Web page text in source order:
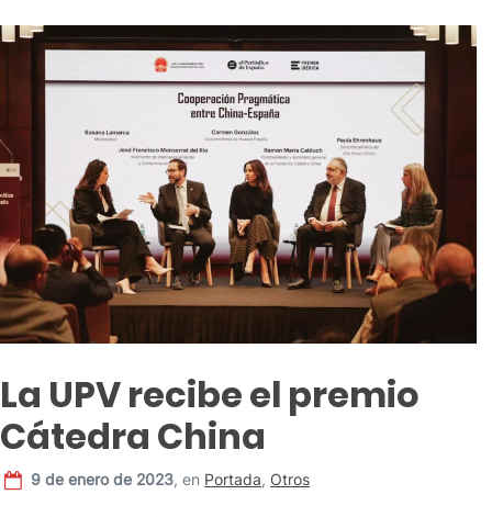
La UPV recibe el premio
Cátedra China
9 de enero de 2023,en Portada,Otros